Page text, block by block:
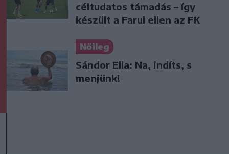
céltudatos támadás – így
készült a Farul ellen az FK
Nőileg
Sándor Ella: Na, indíts, s
menjünk!